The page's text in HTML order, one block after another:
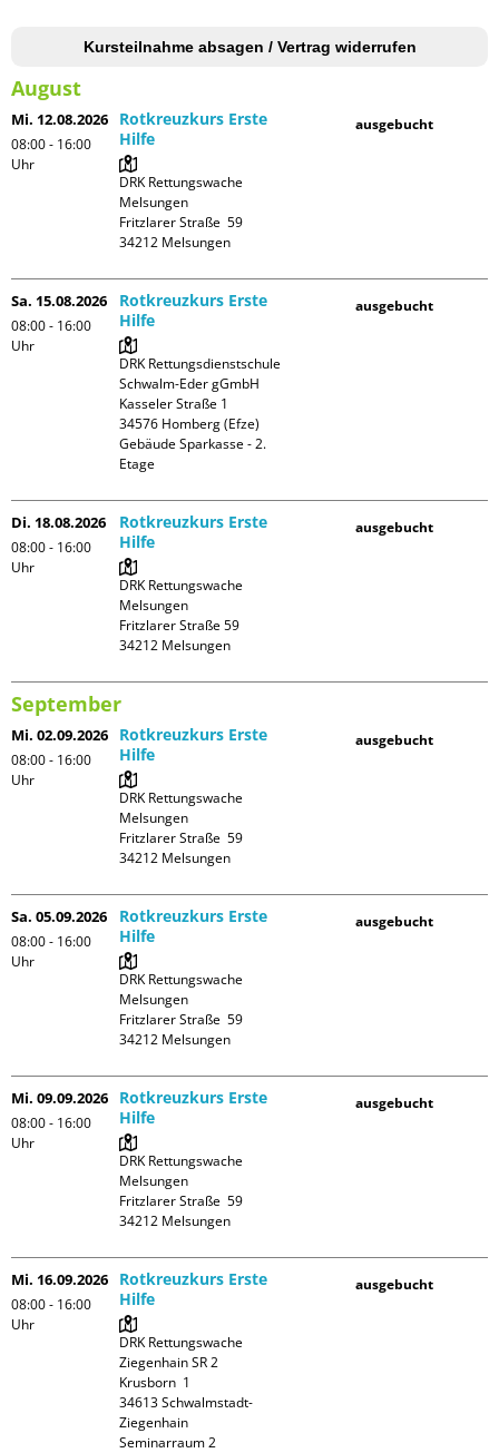
Kursteilnahme absagen / Vertrag widerrufen
August
Mi. 12.08.2026
08:00 - 16:00
Uhr
Rotkreuzkurs Erste
Hilfe
DRK Rettungswache
Melsungen
Fritzlarer Straße  59
ausgebucht
Sa. 15.08.2026
08:00 - 16:00
Uhr
Rotkreuzkurs Erste
Hilfe
DRK Rettungsdienstschule
Schwalm-Eder gGmbH
Kasseler Straße 1
34576 Homberg (Efze)
Gebäude Sparkasse - 2.
Etage
ausgebucht
Di. 18.08.2026
08:00 - 16:00
Uhr
Rotkreuzkurs Erste
Hilfe
DRK Rettungswache
Melsungen
Fritzlarer Straße 59
ausgebucht
September
Mi. 02.09.2026
08:00 - 16:00
Uhr
Rotkreuzkurs Erste
Hilfe
DRK Rettungswache
Melsungen
Fritzlarer Straße  59
ausgebucht
Sa. 05.09.2026
08:00 - 16:00
Uhr
Rotkreuzkurs Erste
Hilfe
DRK Rettungswache
Melsungen
Fritzlarer Straße  59
ausgebucht
Mi. 09.09.2026
08:00 - 16:00
Uhr
Rotkreuzkurs Erste
Hilfe
DRK Rettungswache
Melsungen
Fritzlarer Straße  59
ausgebucht
Mi. 16.09.2026
08:00 - 16:00
Uhr
Rotkreuzkurs Erste
Hilfe
DRK Rettungswache
Ziegenhain SR 2
Krusborn  1
34613 Schwalmstadt-
Ziegenhain
Seminarraum 2
ausgebucht